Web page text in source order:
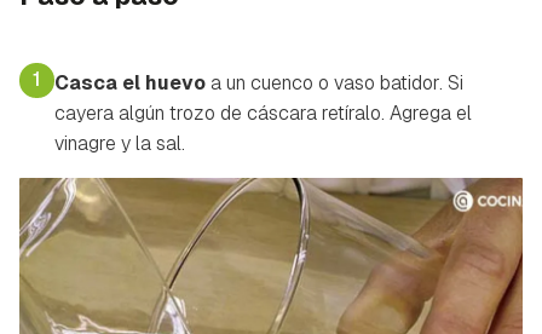
1 Casca el huevo a un cuenco o vaso batidor. Si
cayera algún trozo de cáscara retíralo. Agrega el
vinagre y la sal.